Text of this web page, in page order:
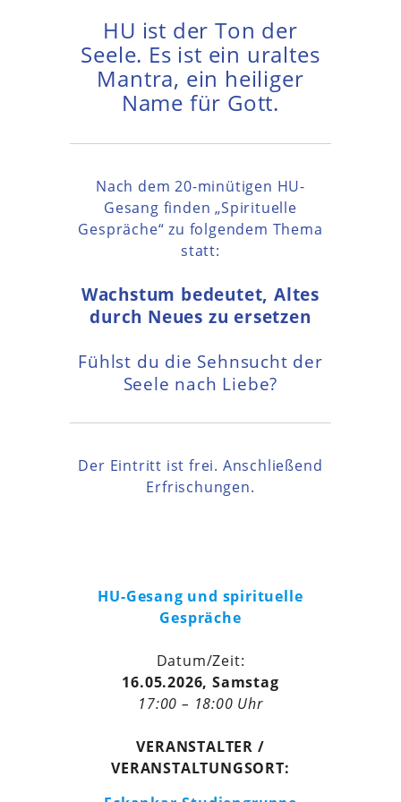
HU ist der Ton der
Seele. Es ist ein uraltes
Mantra, ein heiliger
Name für Gott.
Nach dem 20-minütigen HU-
Gesang finden „Spirituelle
Gespräche“ zu folgendem Thema
statt:
Wachstum bedeutet, Altes
durch Neues zu ersetzen
Fühlst du die Sehnsucht der
Seele nach Liebe?
Der Eintritt ist frei. Anschließend
Erfrischungen.
HU-Gesang und spirituelle
Gespräche
Datum/Zeit:
16.05.2026, Samstag
17:00 – 18:00 Uhr
VERANSTALTER /
VERANSTALTUNGSORT: